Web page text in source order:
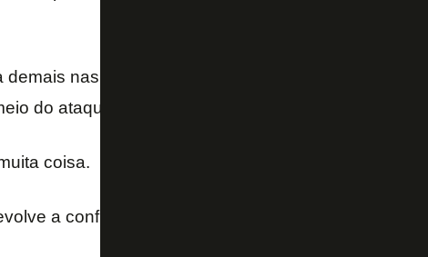
demais nas conclusões, deficiência potencializada
do ataque.
coisa.
a confiança veio com o gol de Lindoso.